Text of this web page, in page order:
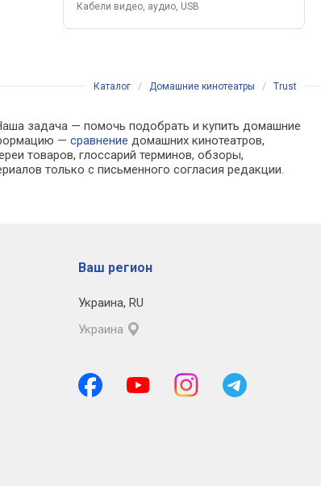
Кабели видео, аудио, USB
Каталог / Домашние кинотеатры / Trust
задача — помочь подобрать и купить домашние
—сравнение домашних кинотеатров,
товаров, глоссарий терминов, обзоры,
только с письменного согласия редакции.
Ваш регион
Украина, RU
Украина